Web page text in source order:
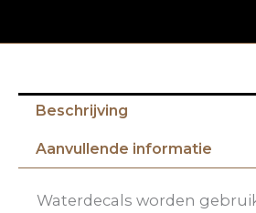
Beschrijving
Aanvullende informatie
Waterdecals worden